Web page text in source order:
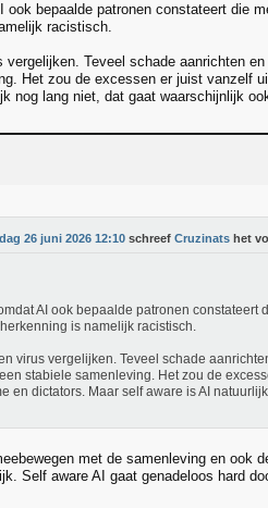
ook bepaalde patronen constateert die
racistisch.
vergelijken. Teveel schade aanrichten
Het zou de excessen er juist vanzelf
nog lang niet, dat gaat waarschijnlijk
26 juni 2026 12:10 schreef Cruzinats het
AI ook bepaalde patronen
is namelijk racistisch.
virus vergelijken. Teveel schade
stabiele samenleving. Het zou de
en dictators. Maar self aware is AI
met de samenleving en ook
Self aware AI gaat genadeloos hard